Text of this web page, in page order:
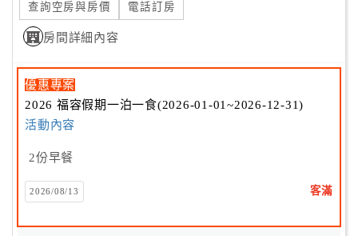
查詢空房與房價 電話訂房
房間詳細內容
優惠專案
2026 福容假期一泊一食(2026-01-01~2026-12-31)
活動內容
2份早餐
2026/08/13 客滿